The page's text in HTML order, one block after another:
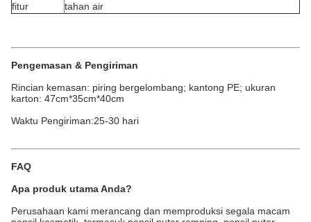
fitur
tahan air
Pengemasan & Pengiriman
Rincian kemasan: piring bergelombang; kantong PE; ukuran
karton: 47cm*35cm*40cm
Waktu Pengiriman:25-30 hari
FAQ
Apa produk utama Anda?
Perusahaan kami merancang dan memproduksi segala macam